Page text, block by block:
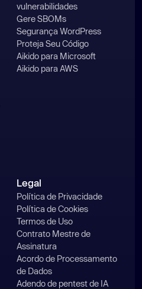
vulnerabilidades
Gere SBOMs
Segurança WordPress
Proteja Seu Código
Aikido para Microsoft
Aikido para AWS
Legal
Política de Privacidade
Política de Cookies
Termos de Uso
Contrato Mestre de
Assinatura
Acordo de Processamento
de Dados
Adendo de pentest de IA